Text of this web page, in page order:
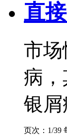
直
市
病
银
页次：1/39